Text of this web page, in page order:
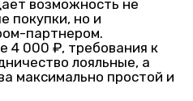
возможность не
покупки, но и
партнером.
4 000 ₽, требования к
лояльные, а
максимально простой и